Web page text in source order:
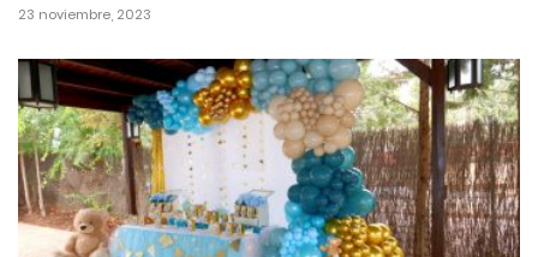
23 noviembre, 2023